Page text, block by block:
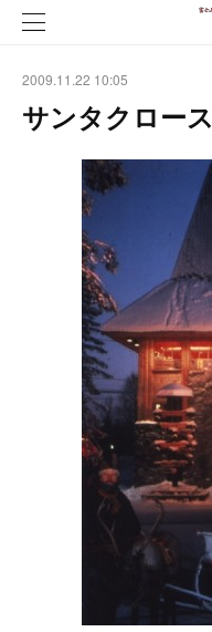
2009.11.22 10:05
サンタクロー